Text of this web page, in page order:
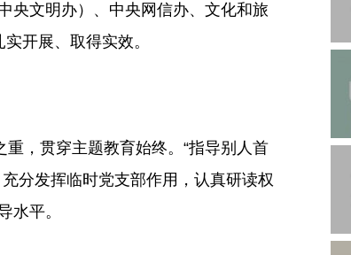
央文明办）、中央网信办、文化和旅
开展、取得实效。
，贯穿主题教育始终。“指导别人首
分发挥临时党支部作用，认真研读权
水平。